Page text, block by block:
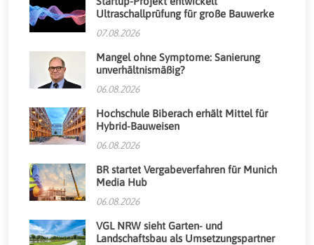
Ultraschallprüfung für große Bauwerke
07.08.2026
Mangel ohne Symptome: Sanierung
unverhältnismäßig?
06.08.2026
Hochschule Biberach erhält Mittel für
Hybrid-Bauweisen
06.08.2026
BR startet Vergabeverfahren für Munich
Media Hub
06.08.2026
VGL NRW sieht Garten- und
Landschaftsbau als Umsetzungspartner